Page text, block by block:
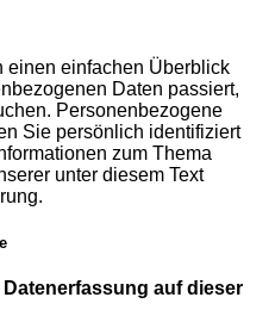
einen einfachen Überblick
Daten passiert,
Personenbezogene
Sie persönlich identifiziert
zum Thema
unter diesem Text
auf dieser